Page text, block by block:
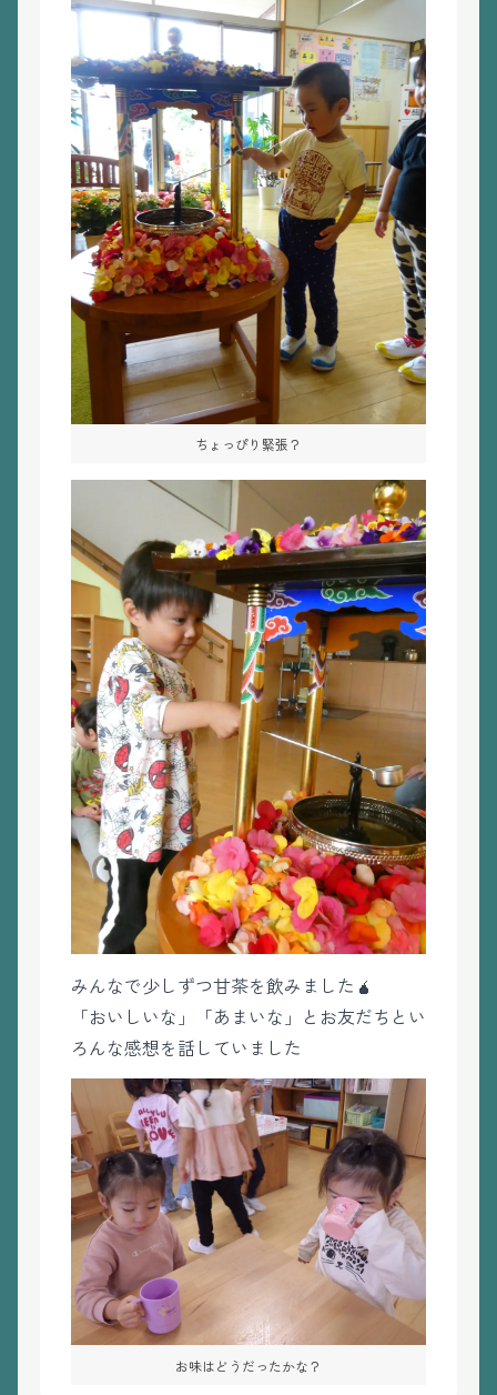
ちょっぴり緊張？
みんなで少しずつ甘茶を飲みました🧉
「おいしいな」「あまいな」とお友だちとい
ろんな感想を話していました
お味はどうだったかな？